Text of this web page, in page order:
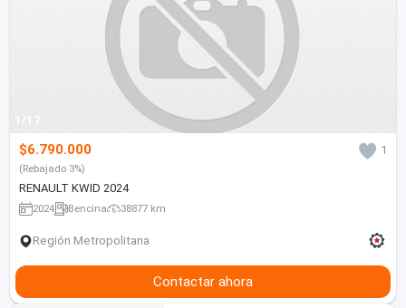
1/17
$6.790.000 1
(Rebajado 3%)
RENAULT KWID 2024
2024 Bencina 38877 km
Región Metropolitana
Contactar ahora